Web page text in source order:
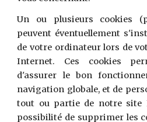
Un ou plusieurs cookies
peuvent éventuellement
de votre ordinateur lors de
Internet. Ces cookies
d'assurer le bon
navigation globale, et de
tout ou partie de notre site
possibilité de supprimer les